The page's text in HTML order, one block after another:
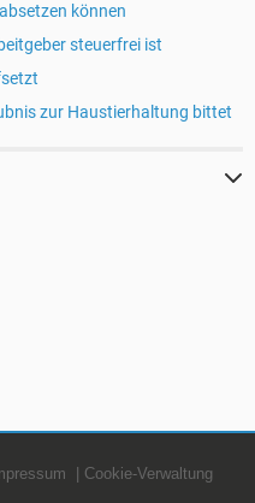
können
steuerfrei ist
zur Haustierhaltung bittet
Cookie-Verwaltung